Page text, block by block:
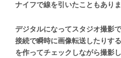
ナイフで線を引いたこともありま
デジタルになってスタジオ撮影
接続で瞬時に画像転送したりす
を作ってチェックしながら撮影